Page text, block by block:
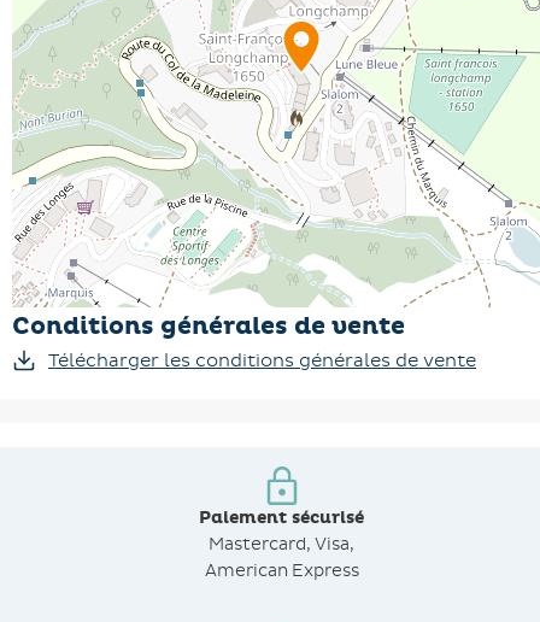
Conditions générales de vente
Télécharger les conditions générales de vente
Paiement sécurisé
Mastercard, Visa,
American Express